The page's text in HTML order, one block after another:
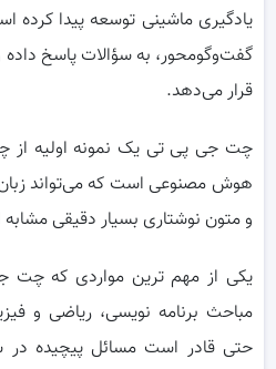
یادگیری ماشینی توسعه پیدا کرده
گفت‌وگو‌محور، به سؤالات پاسخ داده و
قرار می‌دهد.
چت جی پی تی یک نمونه اولیه از
هوش مصنوعی است که می‌تواند
و متون نوشتاری بسیار دقیقی مشابه
یکی از مهم ترین مواردی که
مباحث برنامه نویسی، ریاضی و
حتی قادر است مسائل پیچیده